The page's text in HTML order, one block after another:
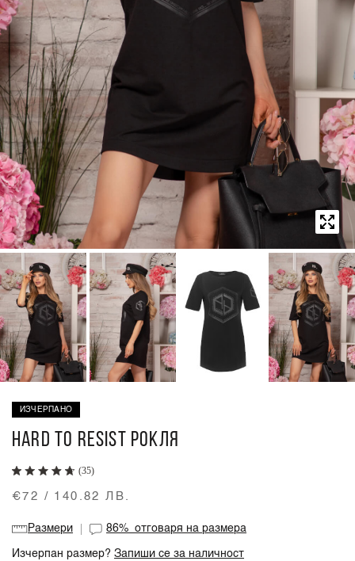
ИЗЧЕРПАНО
HARD TO RESIST РОКЛЯ
(35)
€72 / 140.82 ЛВ.
Размери 86%отговаря на размера
Изчерпан размер?Запиши се за наличност